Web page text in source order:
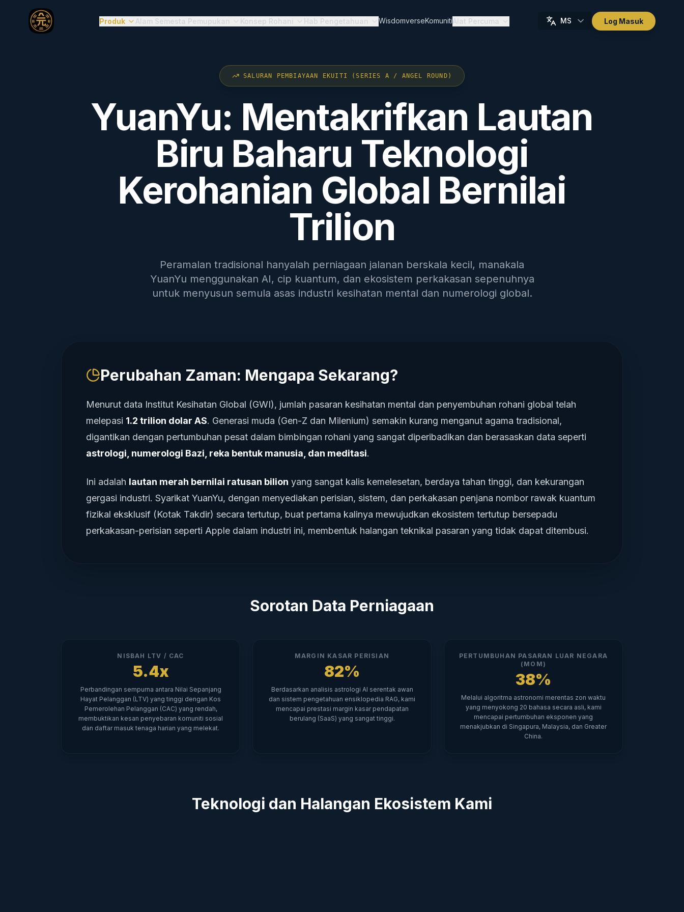
Produk Alam Semesta Pemupukan Konsep Rohani Hab Pengetahuan WisdomverseKomunitiAlat Percuma MS Log Masuk
SALURAN PEMBIAYAAN EKUITI (SERIES A / ANGEL ROUND)
YuanYu: Mentakrifkan Lautan
Biru Baharu Teknologi
Kerohanian Global Bernilai
Trilion
Peramalan tradisional hanyalah perniagaan jalanan berskala kecil, manakala
YuanYu menggunakan AI, cip kuantum, dan ekosistem perkakasan sepenuhnya
untuk menyusun semula asas industri kesihatan mental dan numerologi global.
Perubahan Zaman: Mengapa Sekarang?
Menurut data Institut Kesihatan Global (GWI), jumlah pasaran kesihatan mental dan penyembuhan rohani global telah
melepasi 1.2 trilion dolar AS. Generasi muda (Gen-Z dan Milenium) semakin kurang menganut agama tradisional,
digantikan dengan pertumbuhan pesat dalam bimbingan rohani yang sangat diperibadikan dan berasaskan data seperti
astrologi, numerologi Bazi, reka bentuk manusia, dan meditasi.
Ini adalah lautan merah bernilai ratusan bilion yang sangat kalis kemelesetan, berdaya tahan tinggi, dan kekurangan
gergasi industri. Syarikat YuanYu, dengan menyediakan perisian, sistem, dan perkakasan penjana nombor rawak kuantum
fizikal eksklusif (Kotak Takdir) secara tertutup, buat pertama kalinya mewujudkan ekosistem tertutup bersepadu
perkakasan-perisian seperti Apple dalam industri ini, membentuk halangan teknikal pasaran yang tidak dapat ditembusi.
Sorotan Data Perniagaan
NISBAH LTV / CAC
5.4x
Perbandingan sempurna antara Nilai Sepanjang
Hayat Pelanggan (LTV) yang tinggi dengan Kos
Pemerolehan Pelanggan (CAC) yang rendah,
membuktikan kesan penyebaran komuniti sosial
dan daftar masuk tenaga harian yang melekat.
MARGIN KASAR PERISIAN
82%
Berdasarkan analisis astrologi AI serentak awan
dan sistem pengetahuan ensiklopedia RAG, kami
mencapai prestasi margin kasar pendapatan
berulang (SaaS) yang sangat tinggi.
PERTUMBUHAN PASARAN LUAR NEGARA
(MOM)
38%
Melalui algoritma astronomi merentas zon waktu
yang menyokong 20 bahasa secara asli, kami
mencapai pertumbuhan eksponen yang
menakjubkan di Singapura, Malaysia, dan Greater
China.
Teknologi dan Halangan Ekosistem Kami